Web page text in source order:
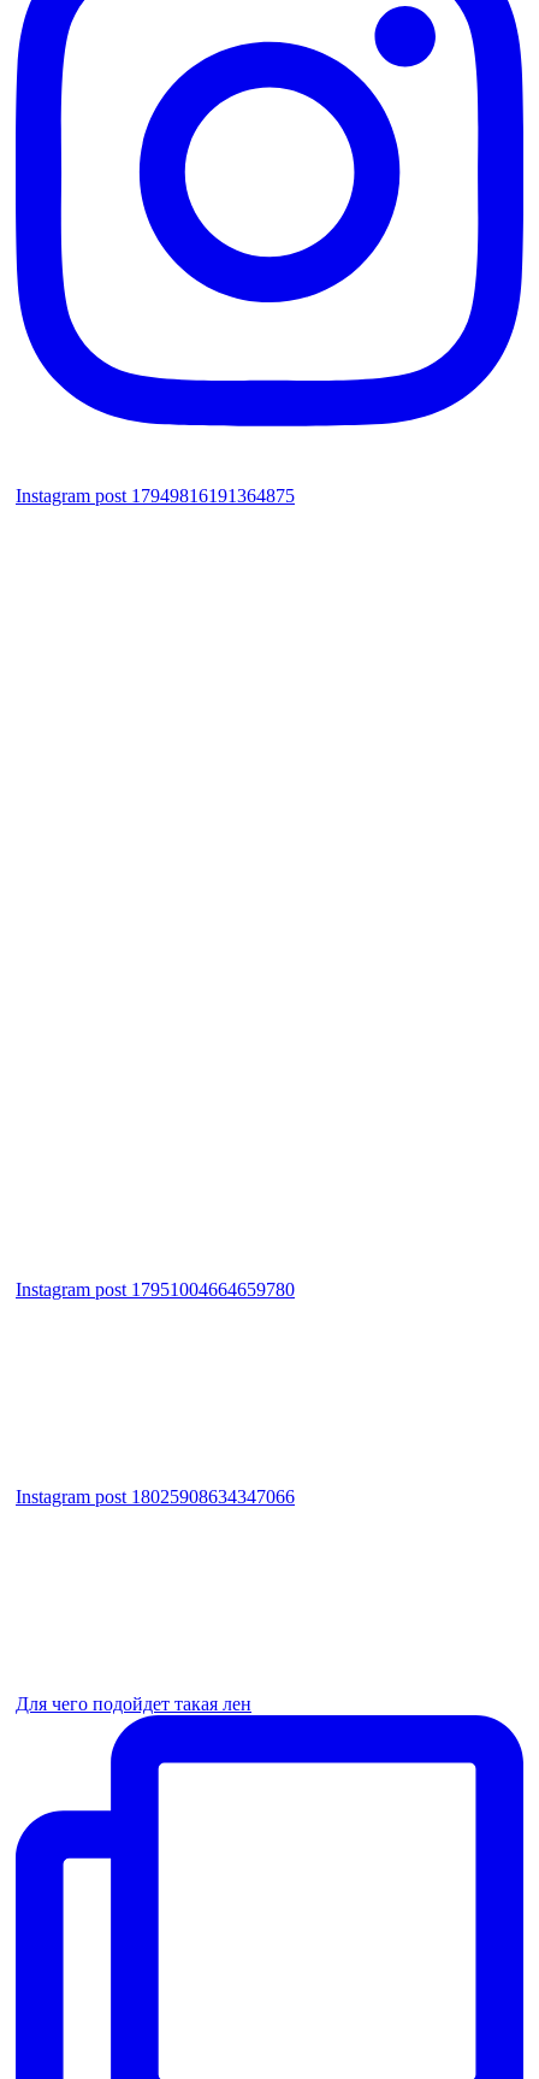
Instagram post 17949816191364875
Instagram post 17951004664659780
Instagram post 18025908634347066
Для чего подойдет такая лен